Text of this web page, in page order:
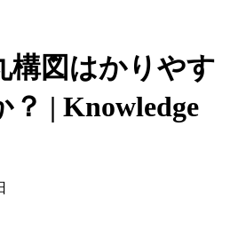
構図はかりやす
？ | Knowledge